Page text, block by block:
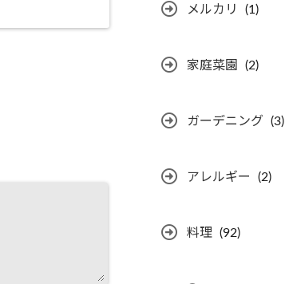
メルカリ (1)
家庭菜園 (2)
ガーデニング (3)
アレルギー (2)
料理 (92)